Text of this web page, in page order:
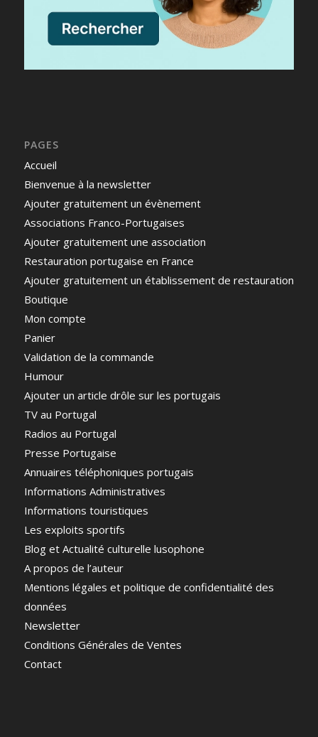
PAGES
Accueil
Bienvenue à la newsletter
Ajouter gratuitement un évènement
Associations Franco-Portugaises
Ajouter gratuitement une association
Restauration portugaise en France
Ajouter gratuitement un établissement de restauration
Boutique
Mon compte
Panier
Validation de la commande
Humour
Ajouter un article drôle sur les portugais
TV au Portugal
Radios au Portugal
Presse Portugaise
Annuaires téléphoniques portugais
Informations Administratives
Informations touristiques
Les exploits sportifs
Blog et Actualité culturelle lusophone
A propos de l’auteur
Mentions légales et politique de confidentialité des
données
Newsletter
Conditions Générales de Ventes
Contact